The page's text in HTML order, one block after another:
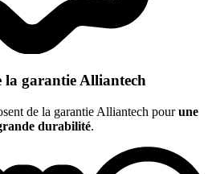
la garantie Alliantech
de la garantie Alliantech pourune
durabilité.